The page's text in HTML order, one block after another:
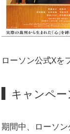
ローソン公式Xを
キャンペ
期間中、ローソ